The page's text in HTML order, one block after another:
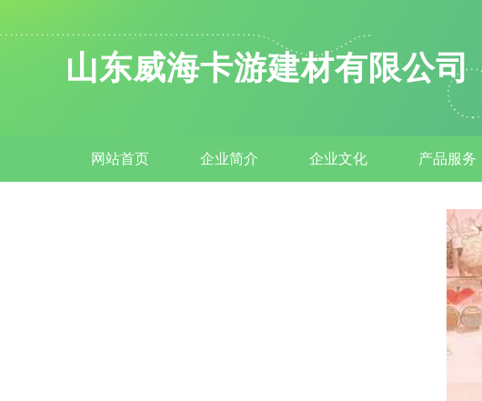
山东威海卡游建材有限公司
网站首页 企业简介 企业文化 产品服务